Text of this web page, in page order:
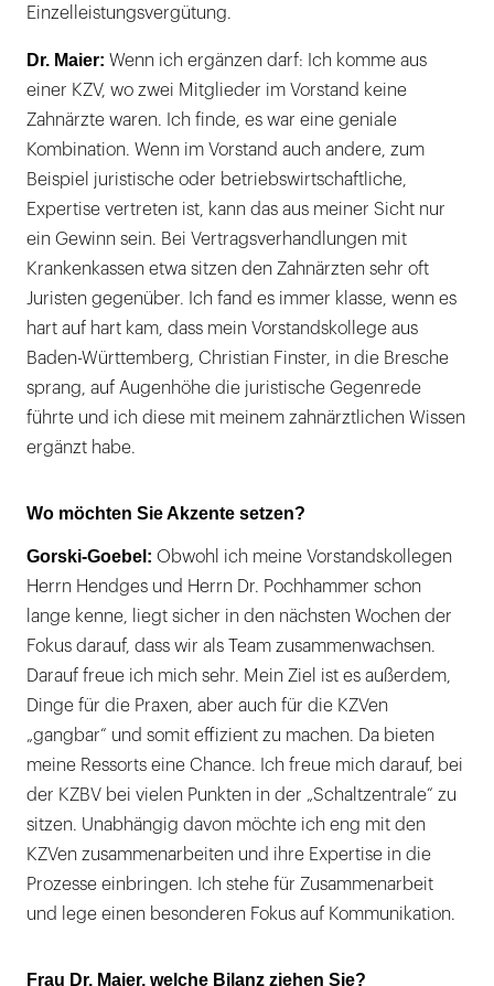
Einzelleistungsvergütung.
Dr. Maier: Wenn ich ergänzen darf: Ich komme aus
einer KZV, wo zwei Mitglieder im Vorstand keine
Zahnärzte waren. Ich finde, es war eine geniale
Kombination. Wenn im Vorstand auch andere, zum
Beispiel juristische oder betriebswirtschaftliche,
Expertise vertreten ist, kann das aus meiner Sicht nur
ein Gewinn sein. Bei Vertragsverhandlungen mit
Krankenkassen etwa sitzen den Zahnärzten sehr oft
Juristen gegenüber. Ich fand es immer klasse, wenn es
hart auf hart kam, dass mein Vorstandskollege aus
Baden-Württemberg, Christian Finster, in die Bresche
sprang, auf Augenhöhe die juristische Gegenrede
führte und ich diese mit meinem zahnärztlichen Wissen
ergänzt habe.
Wo möchten Sie Akzente setzen?
Gorski-Goebel: Obwohl ich meine Vorstandskollegen
Herrn Hendges und Herrn Dr. Pochhammer schon
lange kenne, liegt sicher in den nächsten Wochen der
Fokus darauf, dass wir als Team zusammenwachsen.
Darauf freue ich mich sehr. Mein Ziel ist es außerdem,
Dinge für die Praxen, aber auch für die KZVen
„gangbar“ und somit effizient zu machen. Da bieten
meine Ressorts eine Chance. Ich freue mich darauf, bei
der KZBV bei vielen Punkten in der „Schaltzentrale“ zu
sitzen. Unabhängig davon möchte ich eng mit den
KZVen zusammenarbeiten und ihre Expertise in die
Prozesse einbringen. Ich stehe für Zusammenarbeit
und lege einen besonderen Fokus auf Kommunikation.
Frau Dr. Maier, welche Bilanz ziehen Sie?